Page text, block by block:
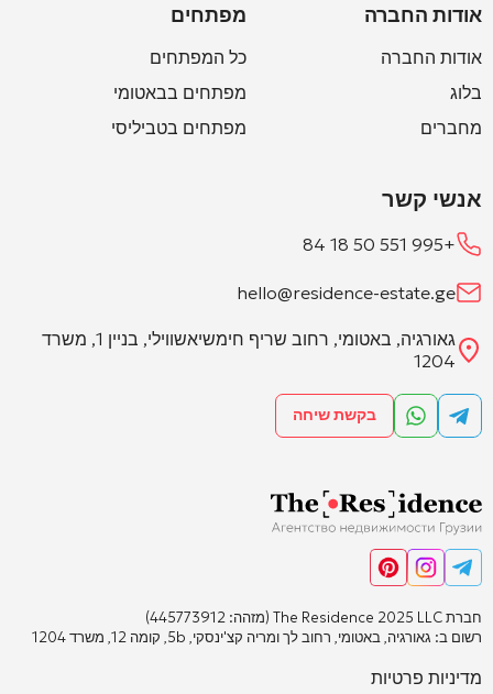
חברת The Residence 2025 LLC (מזהה: 445773912)
רשום ב: גאורגיה, באטומי, רחוב לך ומריה קצ'ינסקי, 5b, קומה 12, משרד 1204
מדיניות פרטיות
אודות החברה
אודות החברה
בלוג
מחברים
מפתחים
כל המפתחים
מפתחים בבאטומי
מפתחים בטביליסי
אנשי קשר
+995 551 50 18 84
hello@residence-estate.ge
גאורגיה, באטומי, רחוב שריף חימשיאשווילי, בניין 1, משרד
1204
בקשת שיחה